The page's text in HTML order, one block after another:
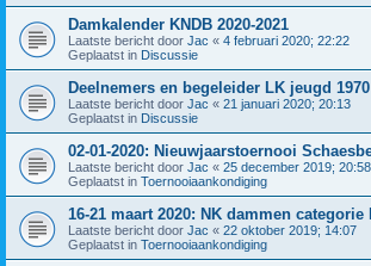
Damkalender KNDB 2020-2021
Laatste bericht door Jac « 4 februari 2020; 22:22
Geplaatst in Discussie
Deelnemers en begeleider LK jeugd 1970
Laatste bericht door Jac « 21 januari 2020; 20:13
Geplaatst in Discussie
02-01-2020: Nieuwjaarstoernooi
Laatste bericht door Jac « 25 december 2019; 20:58
Geplaatst in Toernooiaankondiging
16-21 maart 2020: NK dammen categorie
Laatste bericht door Jac « 22 oktober 2019; 14:07
Geplaatst in Toernooiaankondiging